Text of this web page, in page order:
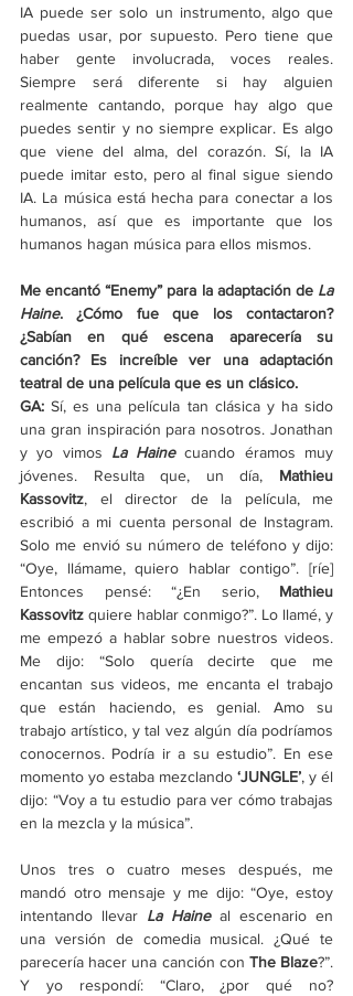
IA puede ser solo un instrumento, algo que
puedas usar, por supuesto. Pero tiene que
haber gente involucrada, voces reales.
Siempre será diferente si hay alguien
realmente cantando, porque hay algo que
puedes sentir y no siempre explicar. Es algo
que viene del alma, del corazón. Sí, la IA
puede imitar esto, pero al final sigue siendo
IA. La música está hecha para conectar a los
humanos, así que es importante que los
humanos hagan música para ellos mismos.
Me encantó “Enemy” para la adaptación de La
Haine. ¿Cómo fue que los contactaron?
¿Sabían en qué escena aparecería su
canción? Es increíble ver una adaptación
teatral de una película que es un clásico.
GA: Sí, es una película tan clásica y ha sido
una gran inspiración para nosotros. Jonathan
y yo vimos La Haine cuando éramos muy
jóvenes. Resulta que, un día, Mathieu
Kassovitz, el director de la película, me
escribió a mi cuenta personal de Instagram.
Solo me envió su número de teléfono y dijo:
“Oye, llámame, quiero hablar contigo”. [ríe]
Entonces pensé: “¿En serio, Mathieu
Kassovitz quiere hablar conmigo?”. Lo llamé, y
me empezó a hablar sobre nuestros videos.
Me dijo: “Solo quería decirte que me
encantan sus videos, me encanta el trabajo
que están haciendo, es genial. Amo su
trabajo artístico, y tal vez algún día podríamos
conocernos. Podría ir a su estudio”. En ese
momento yo estaba mezclando ‘JUNGLE’, y él
dijo: “Voy a tu estudio para ver cómo trabajas
en la mezcla y la música”.
Unos tres o cuatro meses después, me
mandó otro mensaje y me dijo: “Oye, estoy
intentando llevar La Haine al escenario en
una versión de comedia musical. ¿Qué te
parecería hacer una canción con The Blaze?”.
Y yo respondí: “Claro, ¿por qué no?